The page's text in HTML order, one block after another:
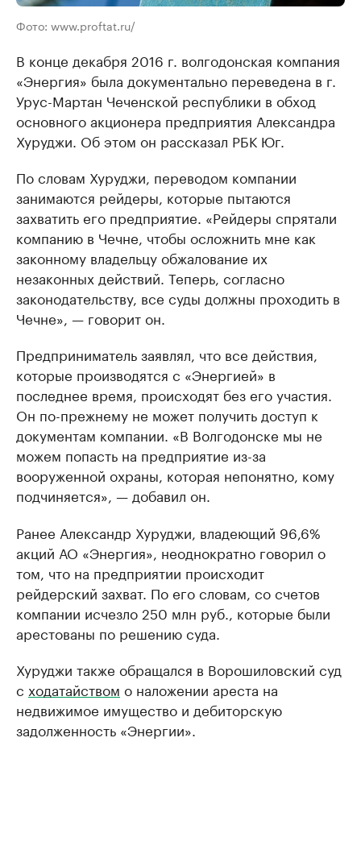
Фото: www.proftat.ru/
В конце декабря 2016 г. волгодонская компания
«Энергия» была документально переведена в г.
Урус-Мартан Чеченской республики в обход
основного акционера предприятия Александра
Хуруджи. Об этом он рассказал РБК Юг.
По словам Хуруджи, переводом компании
занимаются рейдеры, которые пытаются
захватить его предприятие. «Рейдеры спрятали
компанию в Чечне, чтобы осложнить мне как
законному владельцу обжалование их
незаконных действий. Теперь, согласно
законодательству, все суды должны проходить в
Чечне», — говорит он.
Предприниматель заявлял, что все действия,
которые производятся с «Энергией» в
последнее время, происходят без его участия.
Он по-прежнему не может получить доступ к
документам компании. «В Волгодонске мы не
можем попасть на предприятие из-за
вооруженной охраны, которая непонятно, кому
подчиняется», — добавил он.
Ранее Александр Хуруджи, владеющий 96,6%
акций АО «Энергия», неоднократно говорил о
том, что на предприятии происходит
рейдерский захват. По его словам, со счетов
компании исчезло 250 млн руб., которые были
арестованы по решению суда.
Хуруджи также обращался в Ворошиловский суд
с ходатайством о наложении ареста на
недвижимое имущество и дебиторскую
задолженность «Энергии».